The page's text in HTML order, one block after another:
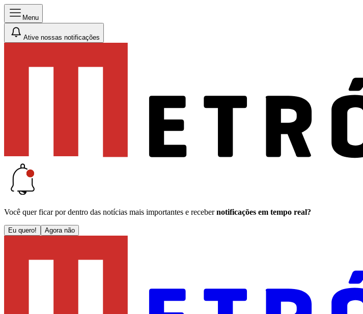
Menu
Ative nossas notificações
Você quer ficar por dentro das notícias mais importantes e receber notificações em tempo real?
Eu quero! Agora não